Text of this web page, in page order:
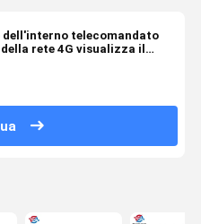
dell'interno telecomandato
rete 4G visualizza il